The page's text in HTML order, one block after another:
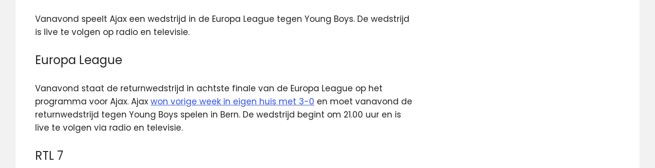
Vanavond speelt Ajax een wedstrijd in de Europa League tegen Young Boys. De wedstrijd
is live te volgen op radio en televisie.
Europa League
Vanavond staat de returnwedstrijd in achtste finale van de Europa League op het
programma voor Ajax. Ajax won vorige week in eigen huis met 3-0 en moet vanavond de
returnwedstrijd tegen Young Boys spelen in Bern. De wedstrijd begint om 21.00 uur en is
live te volgen via radio en televisie.
RTL 7